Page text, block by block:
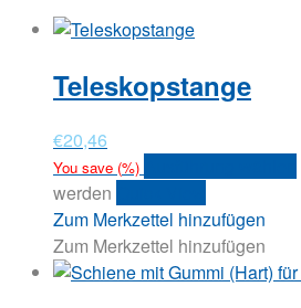
Teleskopstange
€20,46
You save (%)
werden
Zum Merkzettel hinzufügen
Zum Merkzettel hinzufügen